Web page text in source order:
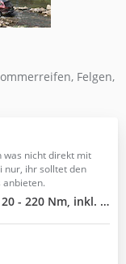
Felgen,
was nicht direkt mit
nur, ihr solltet den
anbieten.
Kalibrierzertifikat. Nagelneu.